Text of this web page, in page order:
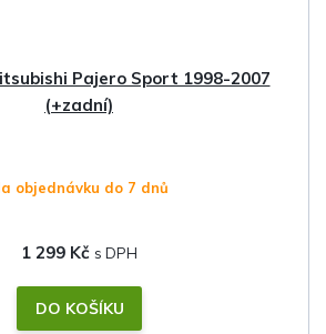
Pajero Sport 1998-2007
(+zadní)
objednávku do 7 dnů
1 299 Kč
DO KOŠÍKU